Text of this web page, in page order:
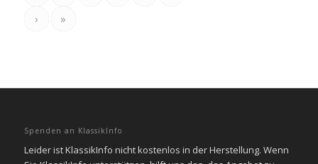
›
»
Spenden an KlassikInfo
Leider ist KlassikInfo nicht kostenlos in der Herstellung. Wenn